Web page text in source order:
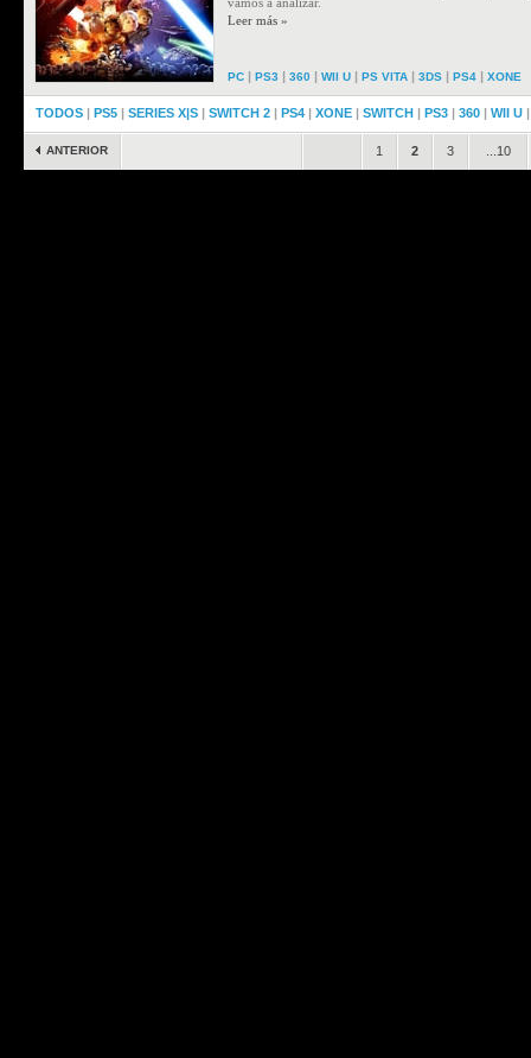
Leer más »
PC | PS3 | 360 | WII U | PS VITA | 3DS | PS4 | XONE
TODOS | PS5 | SERIES X|S | SWITCH 2 | PS4 | XONE | SWITCH | PS3 | 360 | WII U
ANTERIOR 1 2 3 ...10